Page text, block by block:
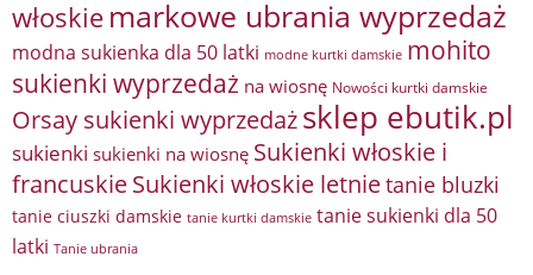
włoskie markowe ubrania wyprzedaż
modna sukienka dla 50 latki modne kurtki damskie mohito
sukienki wyprzedaż na wiosnę Nowości kurtki damskie
Orsay sukienki wyprzedażsklep ebutik.pl
sukienki sukienki na wiosnę Sukienki włoskie i
francuskieSukienki włoskie letnietanie bluzki
tanie ciuszki damskie tanie kurtki damskie tanie sukienki dla 50
latki Tanie ubrania